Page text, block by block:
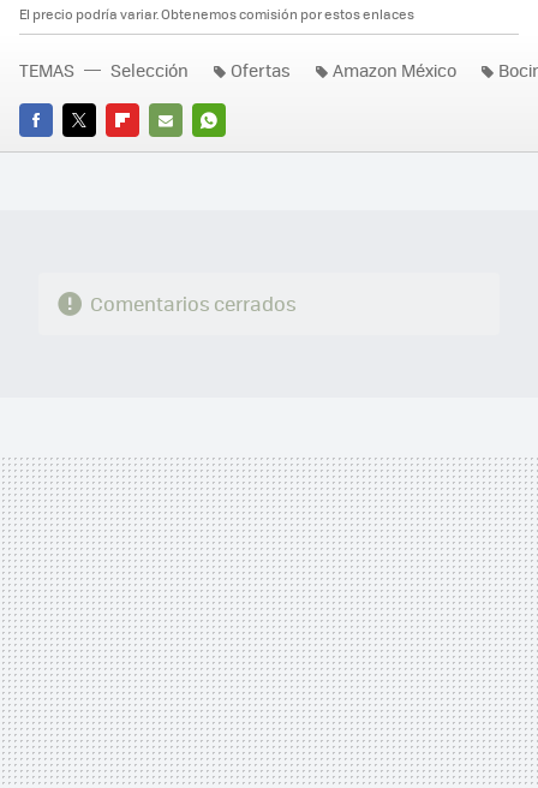
El precio podría variar. Obtenemos comisión por estos enlaces
FACEBOOK
TWITTERFLIPBOARD
E-
WHATSAPP
TEMAS Selección Ofertas Amazon México
Comentarios cerrados